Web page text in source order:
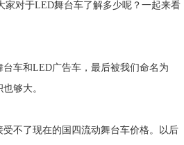
家对于LED舞台车了解多少呢？一起来看
车和LED广告车，最后被我们命名为
够大。
不了现在的国四流动舞台车价格。以后